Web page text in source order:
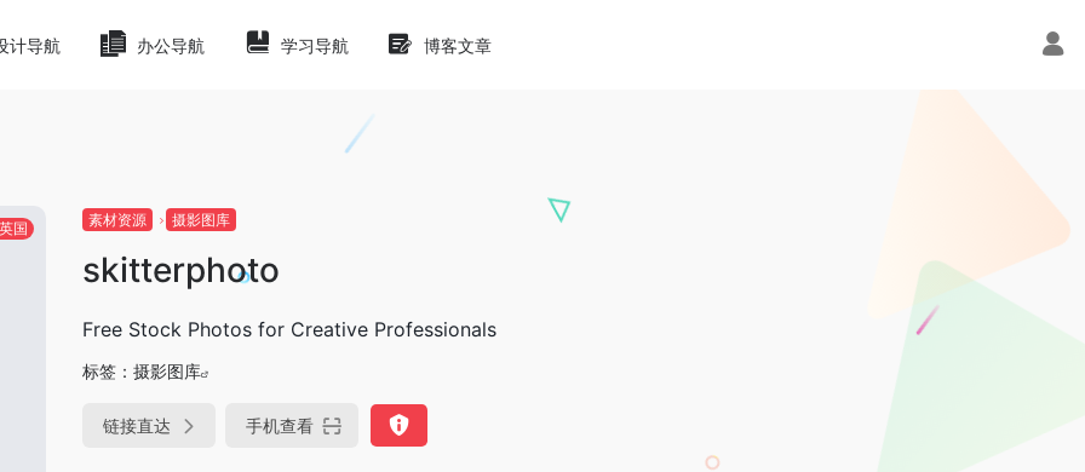
计导航 办公导航 学习导航 博客文章
英国 素材资源 摄影图库
skitterphoto
Free Stock Photos for Creative Professionals
标签： 摄影图库
链接直达 手机查看